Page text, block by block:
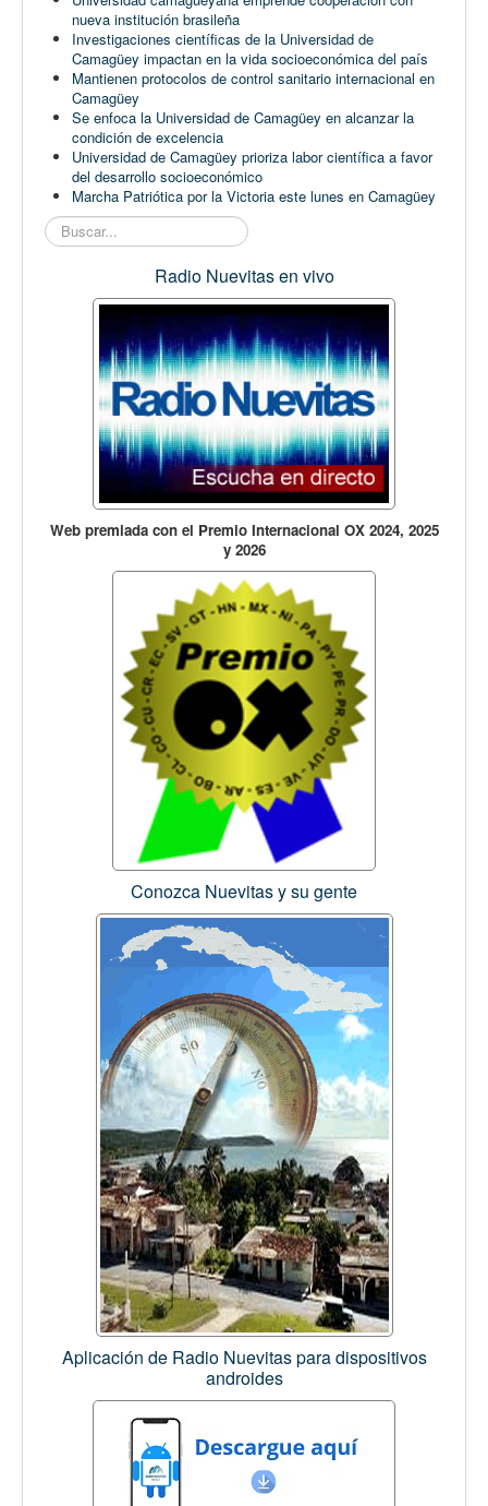
nueva institución brasileña
Investigaciones científicas de la Universidad de
Camagüey impactan en la vida socioeconómica del país
Mantienen protocolos de control sanitario internacional en
Camagüey
Se enfoca la Universidad de Camagüey en alcanzar la
condición de excelencia
Universidad de Camagüey prioriza labor científica a favor
del desarrollo socioeconómico
Marcha Patriótica por la Victoria este lunes en Camagüey
Buscar...
Radio Nuevitas en vivo
Web premiada con el Premio Internacional OX 2024, 2025
y 2026
Conozca Nuevitas y su gente
Aplicación de Radio Nuevitas para dispositivos
androides